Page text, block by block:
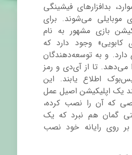
بدافزارهای فیشینگی
موبایلی می‌شوند. برای
بازی مشهور به نام
کابویی» وجود دارد که
و به توسعه‌دهندگان
می‌دهد. تا از آیدی و رمز
اطلاع یابند. این
یک اپلیکیشن اصیل عمل
که آن را نصب کرده،
گمان هم نبرد که یک
بر روی رایانه خود نصب